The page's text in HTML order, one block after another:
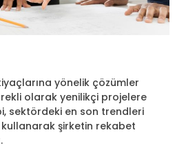
yönelik çözümler
olarak yenilikçi projelere
sektördeki en son trendleri
şirketin rekabet